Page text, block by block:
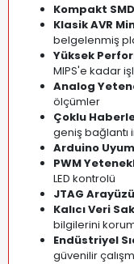
Kompakt
Klasik AVR
belgelenmiş
Yüksek
MIPS'e kadar
Analog
ölçümler
Çoklu
geniş bağlantı
Arduino
PWM
LED kontrolü
JTAG
Kalıcı Veri
bilgilerini
Endüstriyel
güvenilir